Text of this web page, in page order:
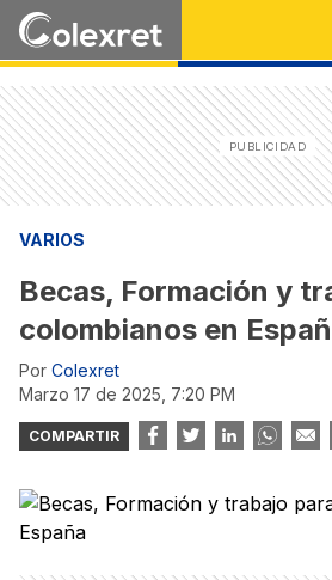
VARIOS
Becas, Formación y
colombianos en
Por Colexret
marzo 17 de 2025, 7:20 PM
COMPARTIR